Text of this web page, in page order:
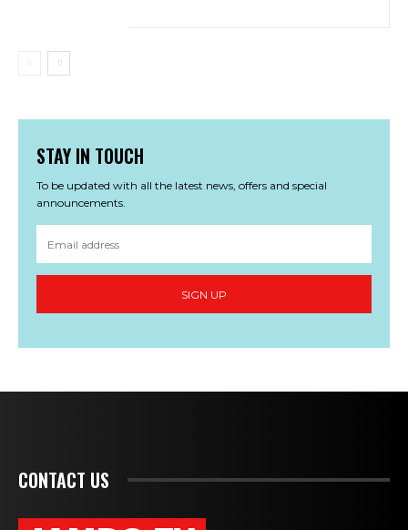
STAY IN TOUCH
To be updated with all the latest news, offers and special
announcements.
SIGN UP
CONTACT US